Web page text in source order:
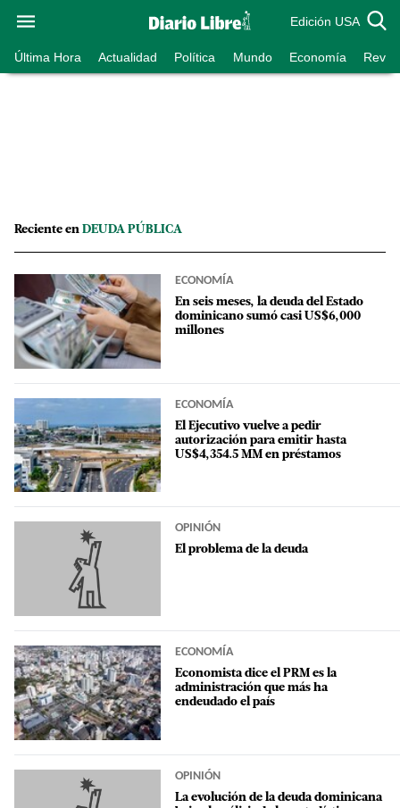
Edición USA
Última Hora Actualidad Política Mundo Economía
Reciente en DEUDA PÚBLICA
ECONOMÍA
En seis meses, la deuda del Estado
dominicano sumó casi US$6,000
millones
ECONOMÍA
El Ejecutivo vuelve a pedir
autorización para emitir hasta
US$4,354.5 MM en préstamos
OPINIÓN
El problema de la deuda
ECONOMÍA
Economista dice el PRM es la
administración que más ha
endeudado el país
OPINIÓN
La evolución de la deuda dominicana